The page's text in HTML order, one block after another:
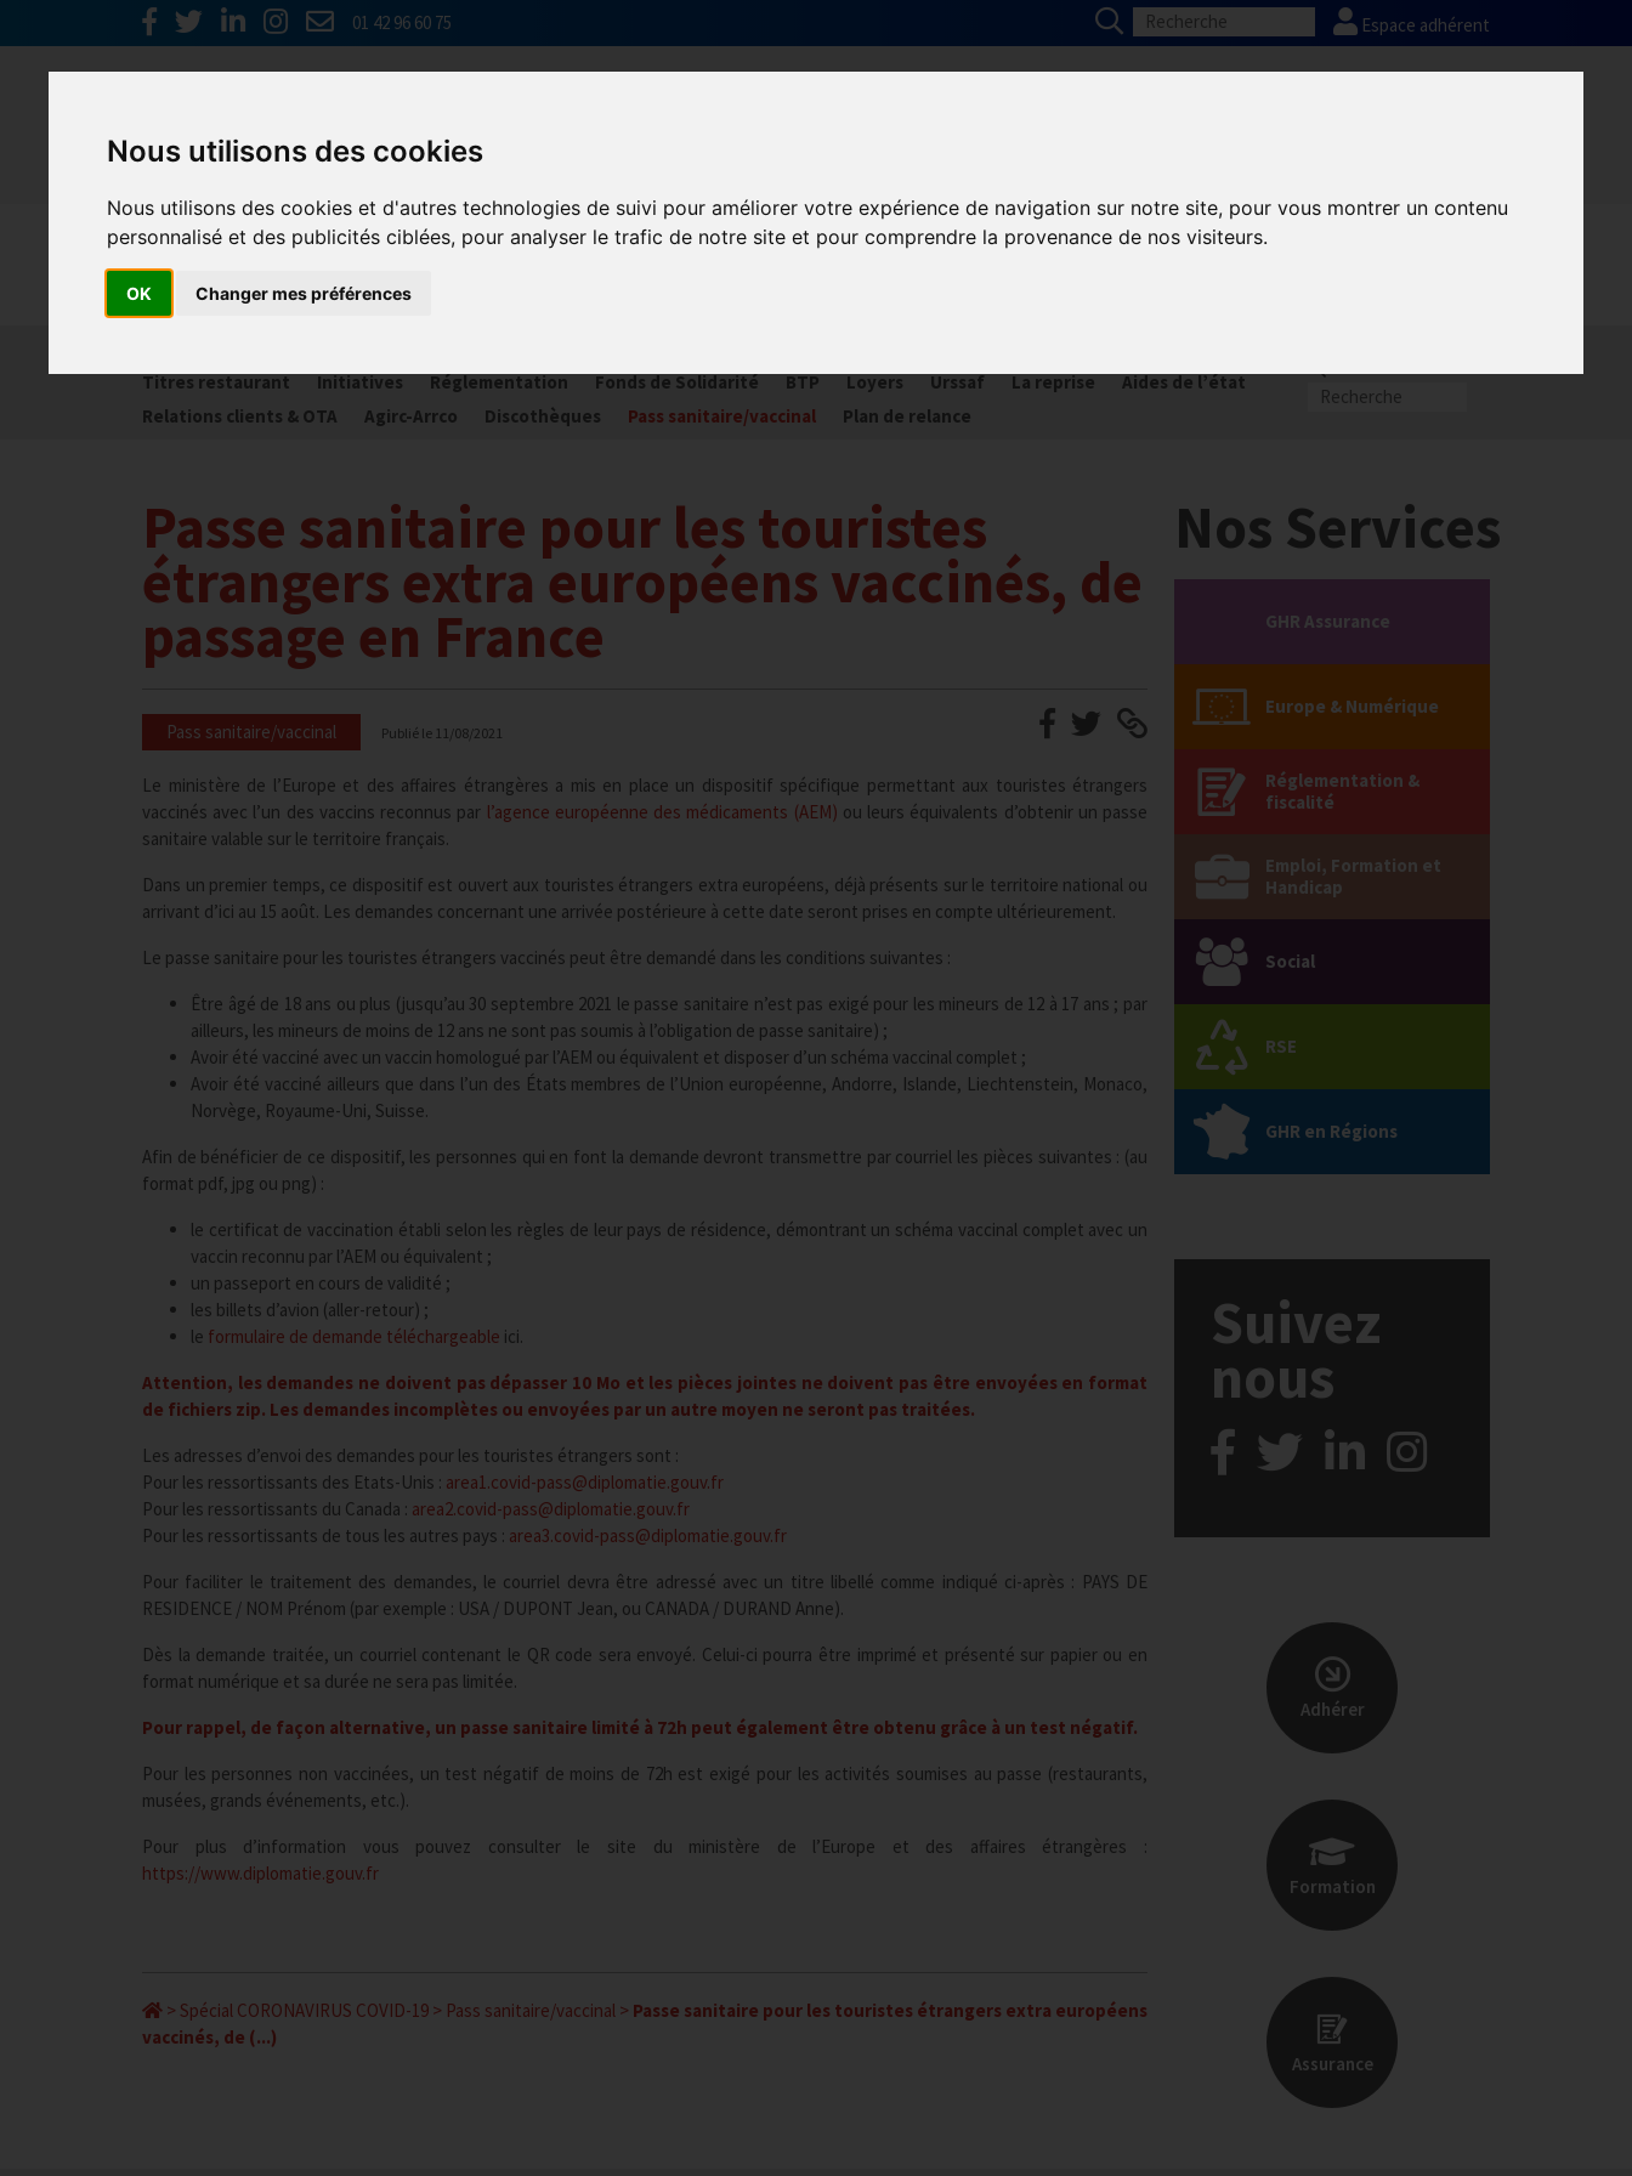
Nous utilisons des cookies
Nous utilisons des cookies et d'autres technologies de suivi pour améliorer votre expérience de navigation sur notre site, pour vous montrer un contenu
personnalisé et des publicités ciblées, pour analyser le trafic de notre site et pour comprendre la provenance de nos visiteurs.
OK Changer mes préférences
01 42 96 60 75 Espace adhérent
Spécial CORONAVIRUS COVID-19
Titres restaurant
Initiatives Réglementation Fonds de Solidarité BTP Loyers Urssaf La reprise
Aides de l’état
Relations clients & OTA
Agirc-Arrco Discothèques Pass sanitaire/vaccinal Plan de relance
Passe sanitaire pour les touristes
étrangers extra européens vaccinés, de
passage en France
Pass sanitaire/vaccinal Publié le 11/08/2021
Le ministère de l’Europe et des affaires étrangères a mis en place un dispositif spécifique permettant aux touristes étrangers
vaccinés avec l’un des vaccins reconnus par l’agence européenne des médicaments (AEM) ou leurs équivalents d’obtenir un passe
sanitaire valable sur le territoire français.
Dans un premier temps, ce dispositif est ouvert aux touristes étrangers extra européens, déjà présents sur le territoire national ou
arrivant d’ici au 15 août. Les demandes concernant une arrivée postérieure à cette date seront prises en compte ultérieurement.
Le passe sanitaire pour les touristes étrangers vaccinés peut être demandé dans les conditions suivantes :
Être âgé de 18 ans ou plus (jusqu’au 30 septembre 2021 le passe sanitaire n’est pas exigé pour les mineurs de 12 à 17 ans ; par
ailleurs, les mineurs de moins de 12 ans ne sont pas soumis à l’obligation de passe sanitaire) ;
Avoir été vacciné avec un vaccin homologué par l’AEM ou équivalent et disposer d’un schéma vaccinal complet ;
Avoir été vacciné ailleurs que dans l’un des États membres de l’Union européenne, Andorre, Islande, Liechtenstein, Monaco,
Norvège, Royaume-Uni, Suisse.
Afin de bénéficier de ce dispositif, les personnes qui en font la demande devront transmettre par courriel les pièces suivantes : (au
format pdf, jpg ou png) :
le certificat de vaccination établi selon les règles de leur pays de résidence, démontrant un schéma vaccinal complet avec un
vaccin reconnu par l’AEM ou équivalent ;
un passeport en cours de validité ;
les billets d’avion (aller-retour) ;
le formulaire de demande téléchargeable ici.
Attention, les demandes ne doivent pas dépasser 10 Mo et les pièces jointes ne doivent pas être envoyées en format
de fichiers zip. Les demandes incomplètes ou envoyées par un autre moyen ne seront pas traitées.
Les adresses d’envoi des demandes pour les touristes étrangers sont :
Pour les ressortissants des Etats-Unis : area1.covid-pass@diplomatie.gouv.fr
Pour les ressortissants du Canada : area2.covid-pass@diplomatie.gouv.fr
Pour les ressortissants de tous les autres pays : area3.covid-pass@diplomatie.gouv.fr
Pour faciliter le traitement des demandes, le courriel devra être adressé avec un titre libellé comme indiqué ci-après : PAYS DE
RESIDENCE / NOM Prénom (par exemple : USA / DUPONT Jean, ou CANADA / DURAND Anne).
Dès la demande traitée, un courriel contenant le QR code sera envoyé. Celui-ci pourra être imprimé et présenté sur papier ou en
format numérique et sa durée ne sera pas limitée.
Pour rappel, de façon alternative, un passe sanitaire limité à 72h peut également être obtenu grâce à un test négatif.
Pour les personnes non vaccinées, un test négatif de moins de 72h est exigé pour les activités soumises au passe (restaurants,
musées, grands événements, etc.).
Pour plus d’information vous pouvez consulter le site du ministère de l’Europe et des affaires étrangères :
https://www.diplomatie.gouv.fr
> Spécial CORONAVIRUS COVID-19 > Pass sanitaire/vaccinal > Passe sanitaire pour les touristes étrangers extra européens
vaccinés, de (...)
Nos Services
GHR Assurance
Europe & Numérique
Réglementation &
fiscalité
Emploi, Formation et
Handicap
Social
RSE
GHR en Régions
Suivez
nous
Adhérer
Formation
Assurance